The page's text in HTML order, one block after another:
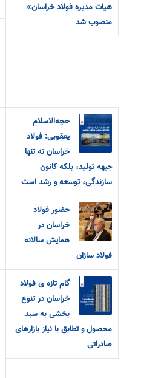
هیات مدیره فولاد خراسان»
منصوب شد
حجه‌الاسلام
یعقوبی: فولاد
خراسان نه تنها
جبهه تولید، بلکه کانون
سازندگی، توسعه و رشد است
حضور فولاد
خراسان در
همایش سالانه
فولاد سازان
گام تازه ی فولاد
خراسان در تنوع
بخشی به سبد
محصول و تطابق با نیاز بازارهای
صادراتی